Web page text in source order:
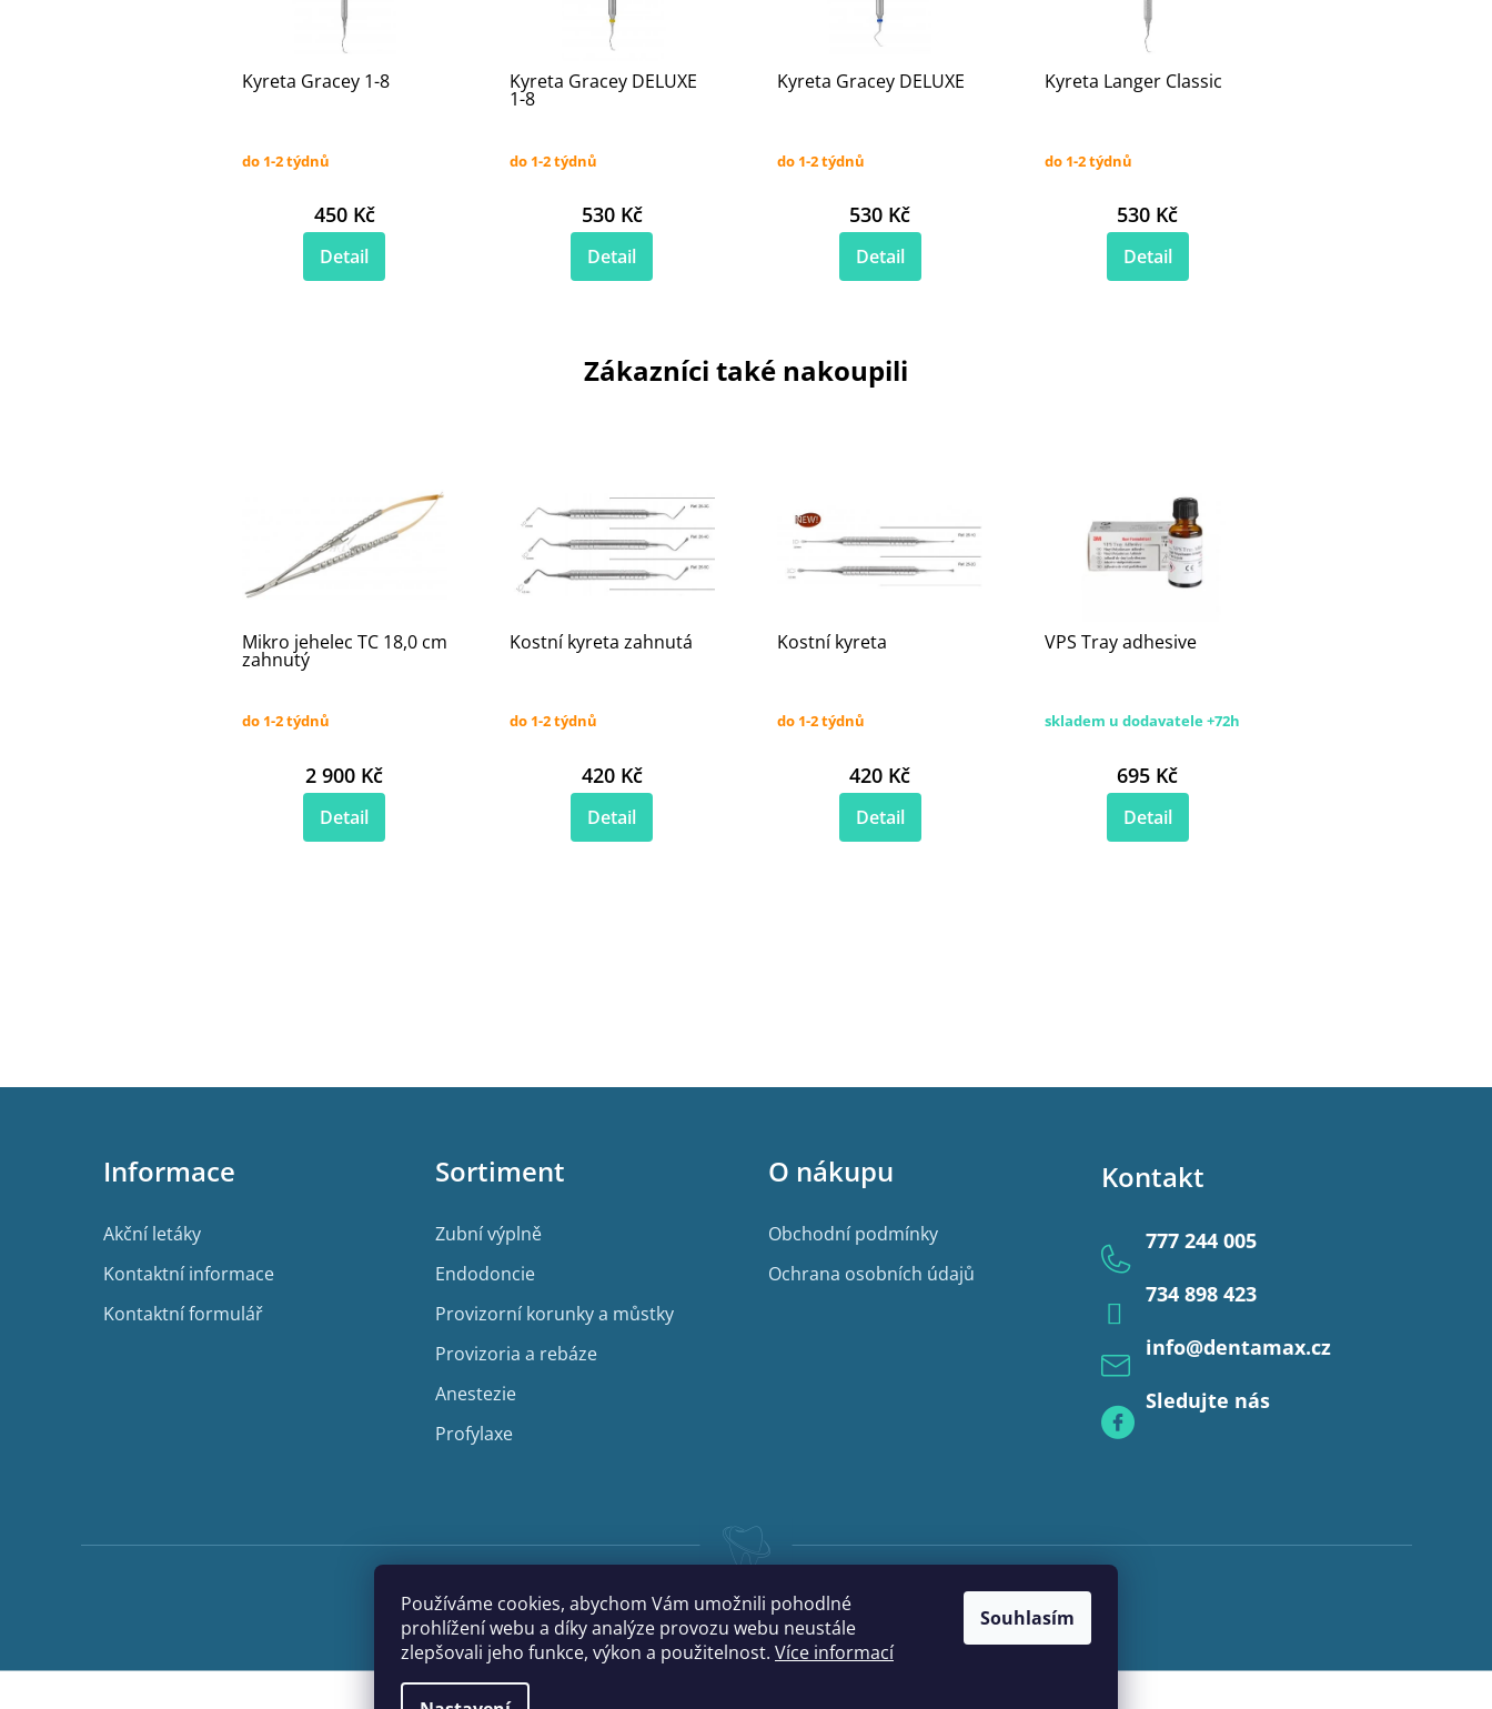
Používáme cookies, abychom Vám umožnili pohodlné
prohlížení webu a díky analýze provozu webu neustále
zlepšovali jeho funkce, výkon a použitelnost. Více informací
Souhlasím
Kyreta Gracey 1-8
do 1-2 týdnů
450 Kč
Detail
Kyreta Gracey DELUXE
1-8
do 1-2 týdnů
530 Kč
Detail
Kyreta Gracey DELUXE
do 1-2 týdnů
530 Kč
Detail
Kyreta Langer Classic
do 1-2 týdnů
530 Kč
Detail
Zákazníci také nakoupili
Mikro jehelec TC 18,0 cm
zahnutý
do 1-2 týdnů
2 900 Kč
Detail
Kostní kyreta zahnutá
do 1-2 týdnů
420 Kč
Detail
Kostní kyreta
do 1-2 týdnů
420 Kč
Detail
VPS Tray adhesive
skladem u dodavatele +72h
695 Kč
Detail
Z
Informace
Akční letáky
Kontaktní informace
Kontaktní formulář
Sortiment
Zubní výplně
Endodoncie
Provizorní korunky a můstky
Provizoria a rebáze
Anestezie
Profylaxe
O nákupu
Obchodní podmínky
Ochrana osobních údajů
Kontakt
info@dentamax.cz
777 244 005
734 898 423
Sledujte nás